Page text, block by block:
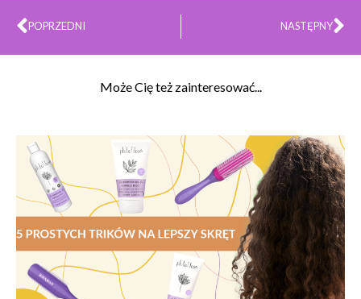
Prev
POPRZEDNI NASTĘPNY
Może Cię też zainteresować...